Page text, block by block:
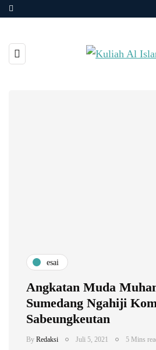
esai
Angkatan Muda
Sumedang Ngahiji
Sabeungkeutan
By Redaksi Juli 5, 2021 5 Mins